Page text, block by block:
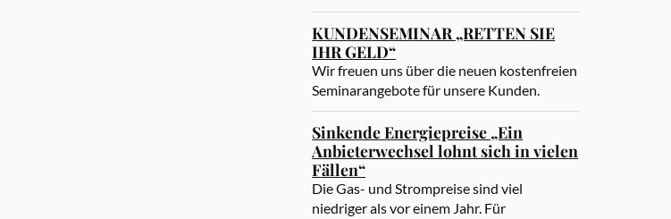
KUNDENSEMINAR „RETTEN SIE
IHR GELD“
Wir freuen uns über die neuen kostenfreien
Seminarangebote für unsere Kunden.
Sinkende Energiepreise „Ein
Anbieterwechsel lohnt sich in vielen
Fällen“
Die Gas- und Strompreise sind viel
niedriger als vor einem Jahr. Für